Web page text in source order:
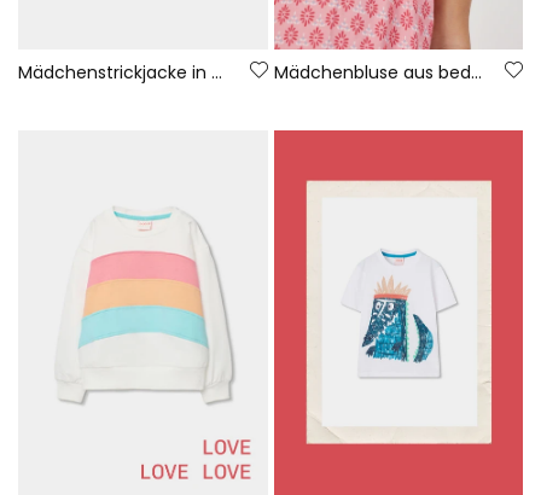
Mädchenstrickjacke in Weiß Mädchenbluse aus bedrucktem Popeline.